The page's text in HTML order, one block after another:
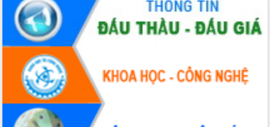
Đắk Lắk ký kết thỏa thuận hợp tác về
chuyển đổi số giai đoạn 2026 – 2030
với Tập đoàn Bưu chính Viễn thông
Việt Nam
Thứ trưởng Bộ Y tế làm việc với tỉnh
Đắk Lắk về phát triển nhân lực y tế
cho trạm y tế cấp xã
Du lịch Đắk Lắk nâng tầm trải nghiệm
du khách thông qua Hệ thống cơ sở dữ
liệu và Bản đồ số